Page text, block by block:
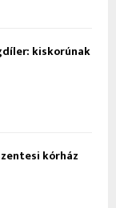
kiskorúnak
kórház